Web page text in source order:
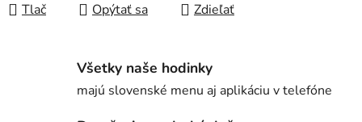
Tlač Opýtať sa Zdieľať
Všetky naše hodinky
majú slovenské menu aj aplikáciu v telefóne